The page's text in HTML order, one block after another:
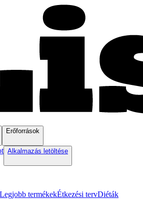
Erőforrások
Alkalmazás letöltése
Legjobb termékekÉtkezési tervDiéták